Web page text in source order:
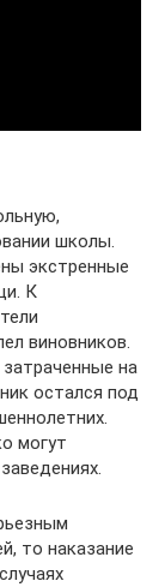
школы.
экстренные
К
виновников.
на
остался под
могут
то наказание